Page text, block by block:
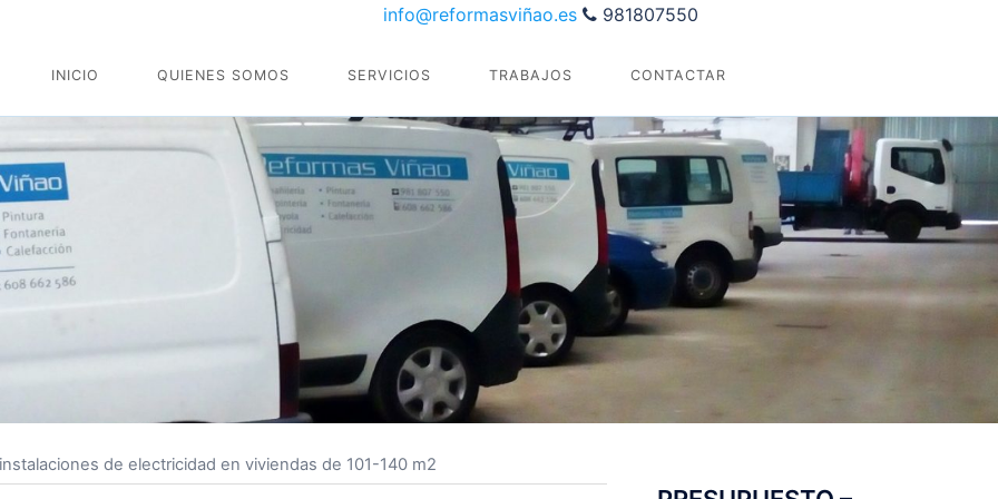
info@reformasviñao.es 981807550
INICIO QUIENES SOMOS SERVICIOS TRABAJOS CONTACTAR
de electricidad en viviendas de 101-140 m2